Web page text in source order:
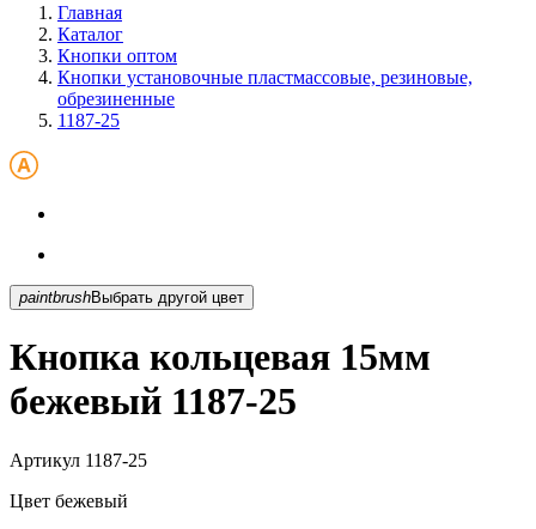
Главная
Каталог
Кнопки оптом
Кнопки установочные пластмассовые, резиновые,
обрезиненные
1187-25
paintbrush Выбрать другой цвет
Кнопка кольцевая 15мм
бежевый 1187-25
Артикул 1187-25
Цвет бежевый